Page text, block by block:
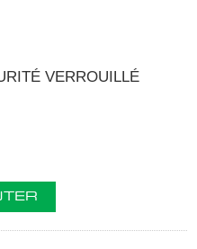
VERROUILLÉ